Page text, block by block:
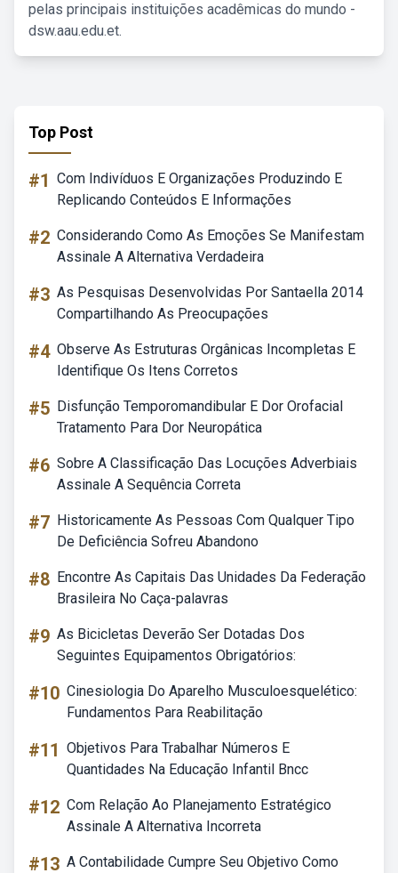
pelas principais instituições acadêmicas do mundo -
dsw.aau.edu.et.
Top Post
#1 Com Indivíduos E Organizações Produzindo E
Replicando Conteúdos E Informações
#2 Considerando Como As Emoções Se Manifestam
Assinale A Alternativa Verdadeira
#3 As Pesquisas Desenvolvidas Por Santaella 2014
Compartilhando As Preocupações
#4 Observe As Estruturas Orgânicas Incompletas E
Identifique Os Itens Corretos
#5 Disfunção Temporomandibular E Dor Orofacial
Tratamento Para Dor Neuropática
#6 Sobre A Classificação Das Locuções Adverbiais
Assinale A Sequência Correta
#7 Historicamente As Pessoas Com Qualquer Tipo
De Deficiência Sofreu Abandono
#8 Encontre As Capitais Das Unidades Da Federação
Brasileira No Caça-palavras
#9 As Bicicletas Deverão Ser Dotadas Dos
Seguintes Equipamentos Obrigatórios:
#10 Cinesiologia Do Aparelho Musculoesquelético:
Fundamentos Para Reabilitação
#11 Objetivos Para Trabalhar Números E
Quantidades Na Educação Infantil Bncc
#12 Com Relação Ao Planejamento Estratégico
Assinale A Alternativa Incorreta
#13 A Contabilidade Cumpre Seu Objetivo Como